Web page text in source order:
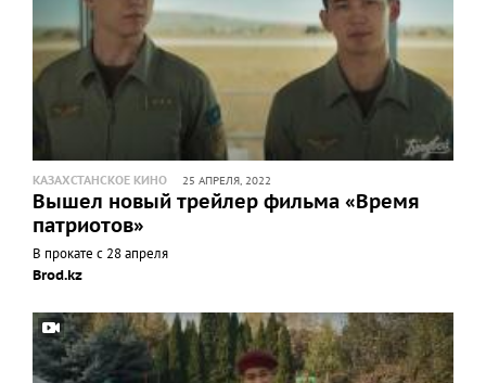
КАЗАХСТАНСКОЕ КИНО 25 АПРЕЛЯ, 2022
Вышел новый трейлер фильма «Время
патриотов»
В прокате с 28 апреля
Brod.kz